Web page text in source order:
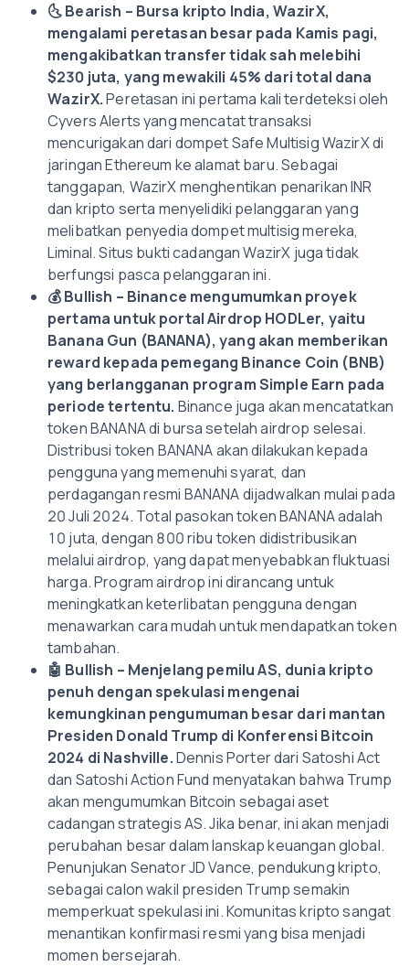
🌜Bearish – Bursa kripto India, WazirX,
mengalami peretasan besar pada Kamis pagi,
mengakibatkan transfer tidak sah melebihi
$230 juta, yang mewakili 45% dari total dana
WazirX.Peretasan ini pertama kali terdeteksi oleh
Cyvers Alerts yang mencatat transaksi
mencurigakan dari dompet Safe Multisig WazirX di
jaringan Ethereum ke alamat baru. Sebagai
tanggapan, WazirX menghentikan penarikan INR
dan kripto serta menyelidiki pelanggaran yang
melibatkan penyedia dompet multisig mereka,
Liminal. Situs bukti cadangan WazirX juga tidak
berfungsi pasca pelanggaran ini.
💰Bullish – Binance mengumumkan proyek
pertama untuk portal Airdrop HODLer, yaitu
Banana Gun (BANANA), yang akan memberikan
reward kepada pemegang Binance Coin (BNB)
yang berlangganan program Simple Earn pada
periode tertentu. Binance juga akan mencatatkan
token BANANA di bursa setelah airdrop selesai.
Distribusi token BANANA akan dilakukan kepada
pengguna yang memenuhi syarat, dan
perdagangan resmi BANANA dijadwalkan mulai pada
20 Juli 2024. Total pasokan token BANANA adalah
10 juta, dengan 800 ribu token didistribusikan
melalui airdrop, yang dapat menyebabkan fluktuasi
harga. Program airdrop ini dirancang untuk
meningkatkan keterlibatan pengguna dengan
menawarkan cara mudah untuk mendapatkan token
tambahan.
🤖 Bullish – Menjelang pemilu AS, dunia kripto
penuh dengan spekulasi mengenai
kemungkinan pengumuman besar dari mantan
Presiden Donald Trump di Konferensi Bitcoin
2024 di Nashville.Dennis Porter dari Satoshi Act
dan Satoshi Action Fund menyatakan bahwa Trump
akan mengumumkan Bitcoin sebagai aset
cadangan strategis AS. Jika benar, ini akan menjadi
perubahan besar dalam lanskap keuangan global.
Penunjukan Senator JD Vance, pendukung kripto,
sebagai calon wakil presiden Trump semakin
memperkuat spekulasi ini. Komunitas kripto sangat
menantikan konfirmasi resmi yang bisa menjadi
momen bersejarah.